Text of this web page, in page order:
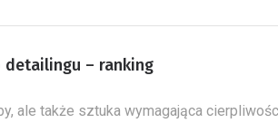
– ranking
ale także sztuka wymagająca